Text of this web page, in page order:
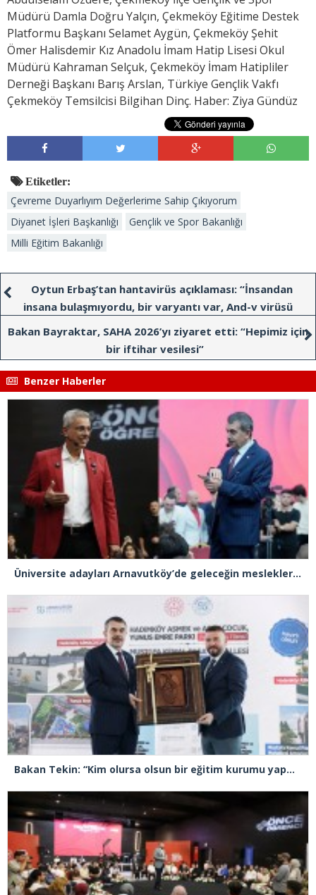
Müdürü Damla Doğru Yalçın, Çekmeköy Eğitime Destek
Platformu Başkanı Selamet Aygün, Çekmeköy Şehit
Ömer Halisdemir Kız Anadolu İmam Hatip Lisesi Okul
Müdürü Kahraman Selçuk, Çekmeköy İmam Hatipliler
Derneği Başkanı Barış Arslan, Türkiye Gençlik Vakfı
Çekmeköy Temsilcisi Bilgihan Dinç. Haber: Ziya Gündüz
Etiketler:
Çevreme Duyarlıyım Değerlerime Sahip Çıkıyorum
Diyanet İşleri Başkanlığı
Gençlik ve Spor Bakanlığı
Milli Eğitim Bakanlığı
Oytun Erbaş’tan hantavirüs açıklaması: “İnsandan
insana bulaşmıyordu, bir varyantı var, And-v virüsü
insandan insana bulaşıyor”
Bakan Bayraktar, SAHA 2026’yı ziyaret etti: “Hepimiz için
bir iftihar vesilesi”
Benzer Haberler
Üniversite adayları Arnavutköy’de geleceğin mesleklerini bakanlarla konuştu
Bakan Tekin: “Kim olursa olsun bir eğitim kurumu yapmak istiyorsa anayasal olarak bizimle beraber çalışmak zorundadır”